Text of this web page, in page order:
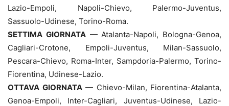
Lazio-Empoli, Napoli-Chievo, Palermo-Juventus,
Sassuolo-Udinese, Torino-Roma.
SETTIMA GIORNATA— Atalanta-Napoli, Bologna-Genoa,
Cagliari-Crotone, Empoli-Juventus, Milan-Sassuolo,
Pescara-Chievo, Roma-Inter, Sampdoria-Palermo, Torino-
Fiorentina, Udinese-Lazio.
OTTAVA GIORNATA— Chievo-Milan, Fiorentina-Atalanta,
Genoa-Empoli, Inter-Cagliari, Juventus-Udinese, Lazio-